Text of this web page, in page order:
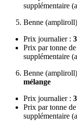
supplémentaire
Benne
Prix journalier :
Prix par tonne
supplémentaire
Benne
mélange
Prix journalier :
Prix par tonne
supplémentaire